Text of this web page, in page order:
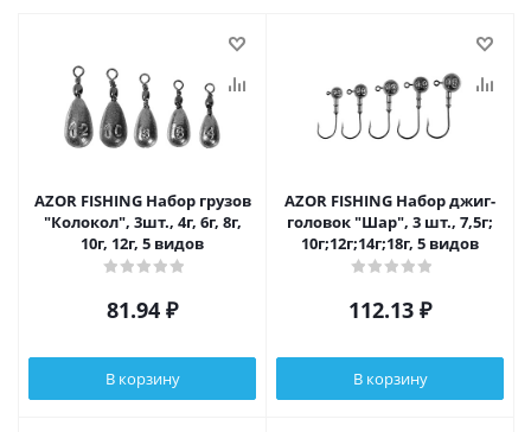
AZOR FISHING Набор грузов
"Колокол", 3шт., 4г, 6г, 8г,
10г, 12г, 5 видов
81.94 ₽
В корзину
AZOR FISHING Набор джиг-
головок "Шар", 3 шт., 7,5г;
10г;12г;14г;18г, 5 видов
112.13 ₽
В корзину